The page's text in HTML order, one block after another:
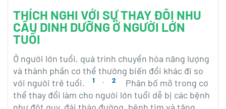
Chăm sóc sức khỏe
Hợp tác & Đầu Tư
Contact
LIÊN HỆ
Social
THÍCH NGHI VỚI SỰ THAY ĐỔI NHU
CẦU DINH DƯỠNG Ở NGƯỜI LỚN
TUỔI
Ở người lớn tuổi, quá trình chuyển hóa năng lượng
và thành phần cơ thể thường biến đổi khác đi so
với người trẻ tuổi.
1 , 2
Phân bố mỡ trong cơ
thể thay đổi làm cho người lớn tuổi dễ bị các bệnh